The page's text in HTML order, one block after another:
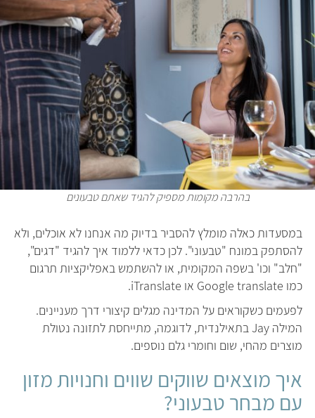
בהרבה מקומות מספיק להגיד שאתם טבעונים
במסעדות כאלה מומלץ להסביר בדיוק מה אנחנו לא אוכלים, ולא
להסתפק במונח "טבעוני". לכן כדאי ללמוד איך להגיד "דגים",
"חלב" וכו' בשפה המקומית, או להשתמש באפליקציות תרגום
כמו Google translate או iTranslate.
לפעמים כשקוראים על המדינה מגלים קיצורי דרך מעניינים.
המילה Jay בתאילנדית, לדוגמה, מתייחסת לתזונה נטולת
מוצרים מהחי, שום וחומרי גלם נוספים.
איך מוצאים שווקים שווים וחנויות מזון
עם מבחר טבעוני?